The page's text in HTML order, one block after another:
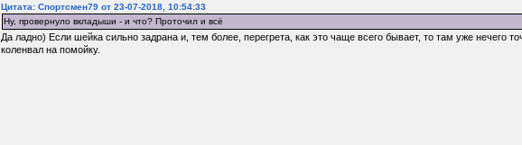
Цитата: Спортсмен79 от 23-07-2018, 10:54:33
Ну, провернуло вкладыши - и что? Проточил и всё
Да ладно) Если шейка сильно задрана и, тем более, перегрета, как это чаще всего бывает, то там уже нечего
коленвал на помойку.